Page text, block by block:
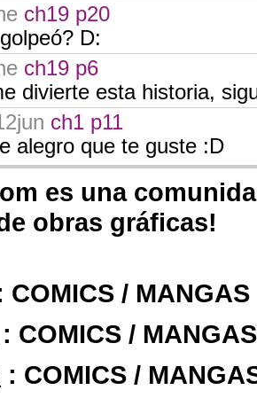
ch19 p20
D:
ch19 p6
divierte esta historia,
ch1 p11
alegro que te guste :D
es una
obras gráficas!
COMICS /
: COMICS /
: COMICS /